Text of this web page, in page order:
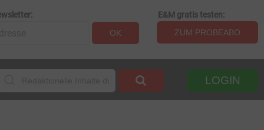
OK
E&M gratis testen:
ZUM PROBEABO
LOGIN